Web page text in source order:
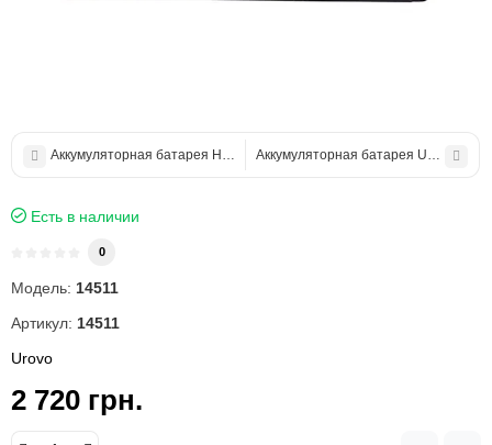
Аккумуляторная батарея HBL6200 (Battery) 3.8V 3800mAh для Urovo
Аккумуляторная батарея Urovo U2
Есть в наличии
0
Модель: 14511
Артикул: 14511
Urovo
2 720 грн.